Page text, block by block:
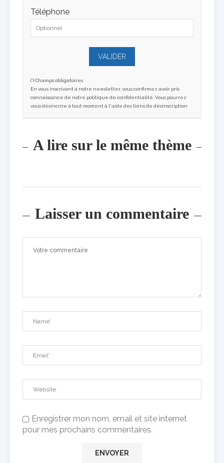
Téléphone
(*) Champs obligatoires
En vous inscrivant à notre newsletter, vous confirmez avoir pris
connaissance de notre politique de confidentialité. Vous pourrez
vous désincrire à tout moment à l'aide des liens de désinscription
A lire sur le même thème
Laisser un commentaire
Enregistrer mon nom, email et site internet
pour mes prochains commentaires.